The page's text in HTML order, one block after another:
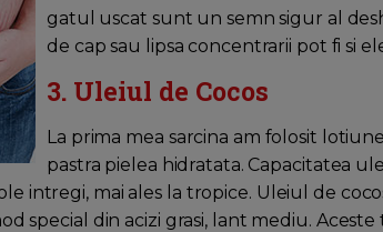
gatul uscat sunt un semn sigur al
de cap sau lipsa concentrarii pot fi si
3. Uleiul de Cocos
La prima mea sarcina am folosit
pastra pielea hidratata. Capacitatea
intregi, mai ales la tropice. Uleiul de
special din acizi grasi, lant mediu.